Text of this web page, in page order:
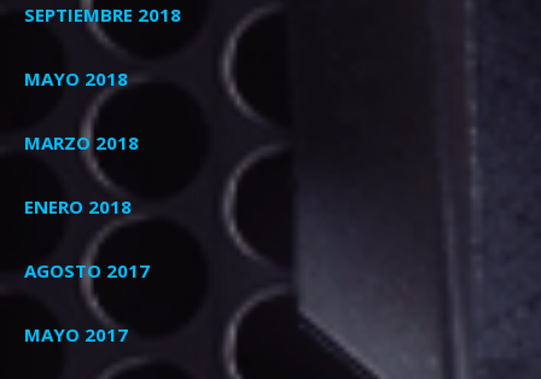
SEPTIEMBRE 2018
MAYO 2018
MARZO 2018
ENERO 2018
AGOSTO 2017
MAYO 2017